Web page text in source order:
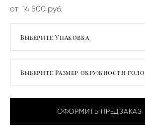
от 14 500 pуб.
Выберите Упаковка
Выберите Размер окружности
ОФОРМИТЬ ПРЕДЗАКАЗ